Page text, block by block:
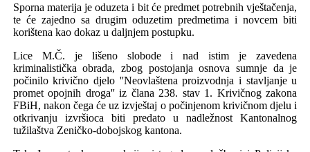
Sporna materija je oduzeta i bit će predmet potrebnih vještačenja,
te će zajedno sa drugimoduzetim predmetima i novcem biti
korištena kao dokaz u daljnjem postupku.
Lice M.Č. je lišeno slobode i nad istim je zavedena
kriminalistička obrada, zbog postojanja osnova sumnje da je
počinilo krivično djelo ''Neovlaštena proizvodnja i stavljanje u
promet opojnih droga'' iz člana 238. stav 1. Krivičnog zakona
FBiH, nakon čegaće uz izvještaj o počinjenom krivičnom djelu i
otkrivanju izvršioca bitipredato u nadležnost Kantonalnog
tužilaštva Zeničko-dobojskog kantona.